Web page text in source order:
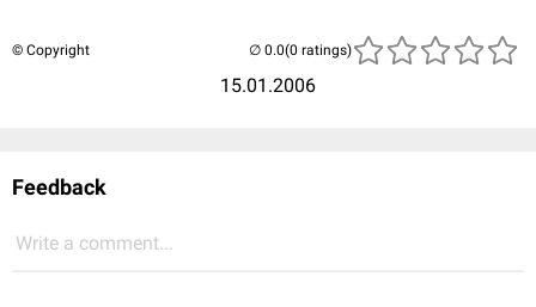
© Copyright
15.01.2006
(0 ratings)
Feedback
Write a comment...